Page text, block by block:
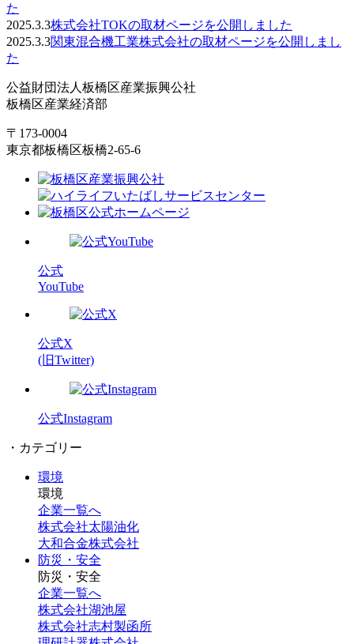
た
2025.3.3株式会社TOKの取材ページを公開しました
2025.3.3関東混合機工業株式会社の取材ページを公開しまし
た
公益財団法人板橋区産業振興公社
板橋区産業経済部
〒173-0004
東京都板橋区板橋2-65-6
公式
YouTube
公式X
(旧Twitter)
公式Instagram
・カテゴリー
環境
環境
企業一覧へ
株式会社太陽油化
大和合金株式会社
防災・安全
防災・安全
企業一覧へ
株式会社湖池屋
株式会社志村製函所